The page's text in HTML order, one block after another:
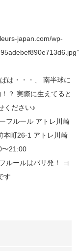
japan.com/wp-